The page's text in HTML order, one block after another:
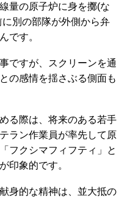
量の原子炉に身を擲(な
別の部隊が外側から弁
です。
ですが、スクリーンを通
の感情を揺さぶる側面も
る際は、将来のある若手
ラン作業員が率先して原
フクシマフィフティ」と
印象的です。
身的な精神は、並大抵の